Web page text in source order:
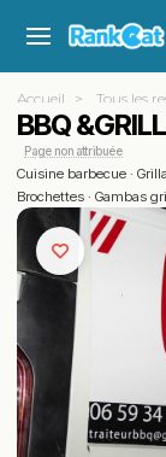
Accueil Tous les
BBQ
Page non attribuée
Cuisine barbecue ·
Brochettes · Gambas